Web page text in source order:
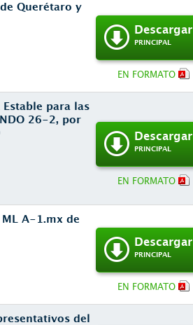
Querétaro y
Descargar
PRINCIPAL
EN FORMATO
para las
26-2, por
Descargar
PRINCIPAL
EN FORMATO
A-1.mx de
Descargar
PRINCIPAL
EN FORMATO
del